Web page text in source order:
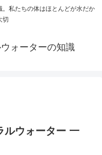
。私たちの体はほとんどが水だか
切
ォーターの知識
ウォーター 一